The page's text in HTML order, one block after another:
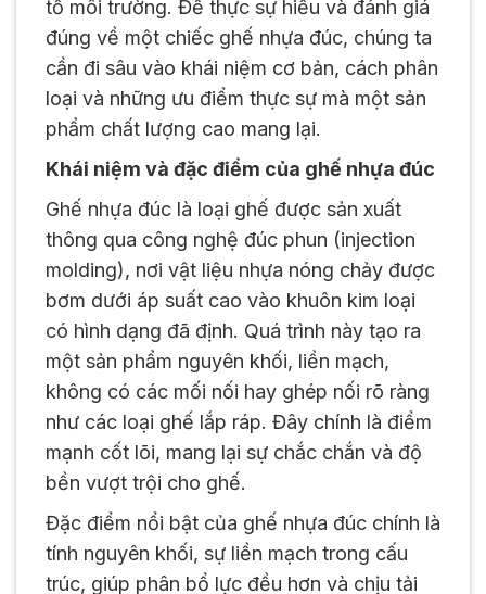
tố môi trường. Để thực sự hiểu và đánh giá
đúng về một chiếc ghế nhựa đúc, chúng ta
cần đi sâu vào khái niệm cơ bản, cách phân
loại và những ưu điểm thực sự mà một sản
phẩm chất lượng cao mang lại.
Khái niệm và đặc điểm của ghế nhựa đúc
Ghế nhựa đúc là loại ghế được sản xuất
thông qua công nghệ đúc phun (injection
molding), nơi vật liệu nhựa nóng chảy được
bơm dưới áp suất cao vào khuôn kim loại
có hình dạng đã định. Quá trình này tạo ra
một sản phẩm nguyên khối, liền mạch,
không có các mối nối hay ghép nối rõ ràng
như các loại ghế lắp ráp. Đây chính là điểm
mạnh cốt lõi, mang lại sự chắc chắn và độ
bền vượt trội cho ghế.
Đặc điểm nổi bật của ghế nhựa đúc chính là
tính nguyên khối, sự liền mạch trong cấu
trúc, giúp phân bổ lực đều hơn và chịu tải